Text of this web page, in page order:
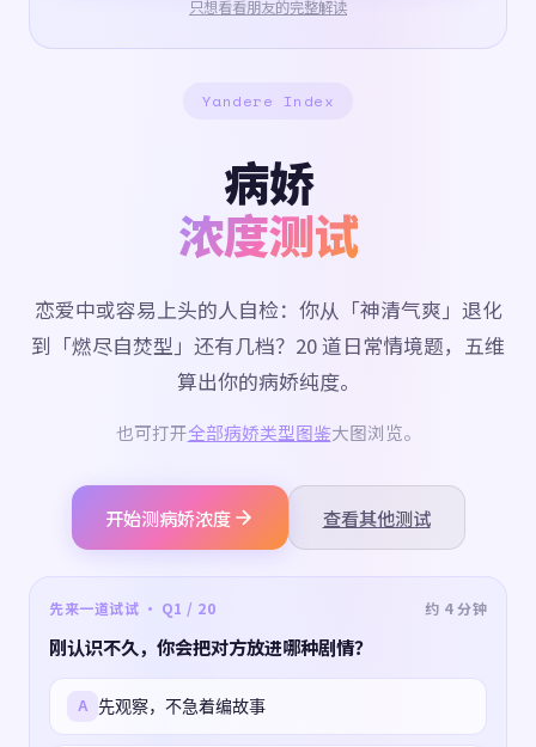
只想看看朋友的完整解读
Yandere Index
病娇
浓度测试
恋爱中或容易上头的人自检：你从「神清气爽」退化
到「燃尽自焚型」还有几档？20 道日常情境题，五维
算出你的病娇纯度。
也可打开全部病娇类型图鉴大图浏览。
开始测病娇浓度 查看其他测试
先来一道试试 · Q1 / 20 约 4 分钟
刚认识不久，你会把对方放进哪种剧情？
A 先观察，不急着编故事